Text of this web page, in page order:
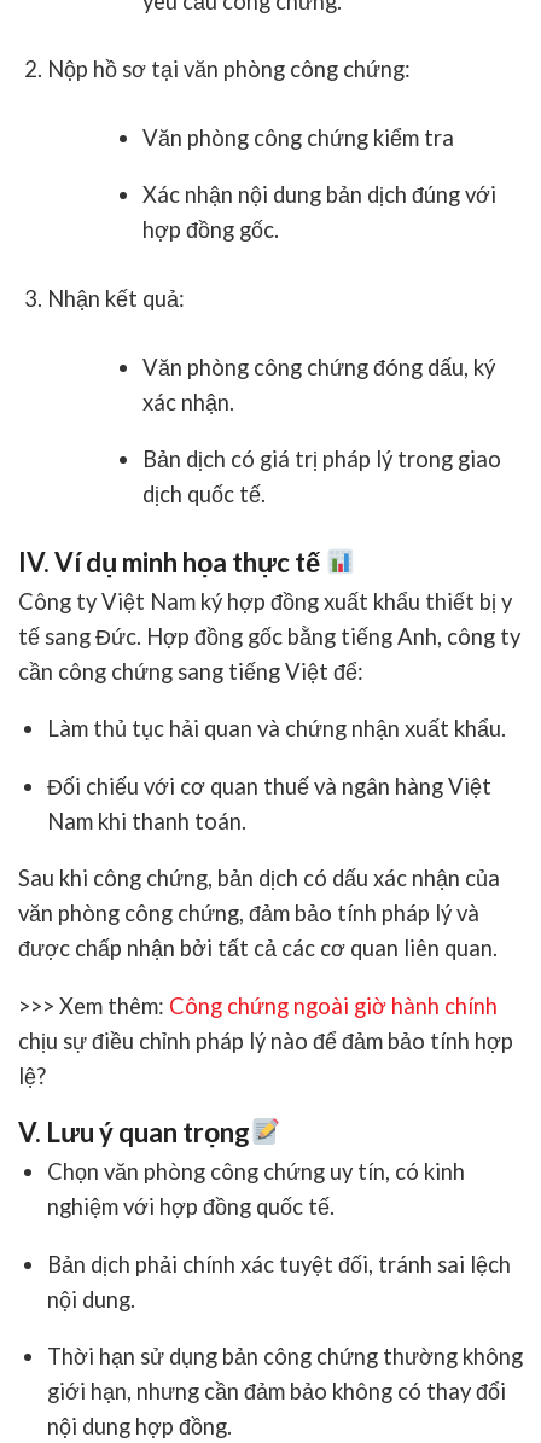
Nộp hồ sơ tại văn phòng công chứng:
Văn phòng công chứng kiểm tra
Xác nhận nội dung bản dịch đúng với
hợp đồng gốc.
Nhận kết quả:
Văn phòng công chứng đóng dấu, ký
xác nhận.
Bản dịch có giá trị pháp lý trong giao
dịch quốc tế.
IV. Ví dụ minh họa thực tế
Công ty Việt Nam ký hợp đồng xuất khẩu thiết bị y
tế sang Đức. Hợp đồng gốc bằng tiếng Anh, công ty
cần công chứng sang tiếng Việt để:
Làm thủ tục hải quan và chứng nhận xuất khẩu.
Đối chiếu với cơ quan thuế và ngân hàng Việt
Nam khi thanh toán.
Sau khi công chứng, bản dịch có dấu xác nhận của
văn phòng công chứng, đảm bảo tính pháp lý và
được chấp nhận bởi tất cả các cơ quan liên quan.
>>> Xem thêm: Công chứng ngoài giờ hành chính
chịu sự điều chỉnh pháp lý nào để đảm bảo tính hợp
lệ?
V. Lưu ý quan trọng
Chọn văn phòng công chứng uy tín, có kinh
nghiệm với hợp đồng quốc tế.
Bản dịch phải chính xác tuyệt đối, tránh sai lệch
nội dung.
Thời hạn sử dụng bản công chứng thường không
giới hạn, nhưng cần đảm bảo không có thay đổi
nội dung hợp đồng.